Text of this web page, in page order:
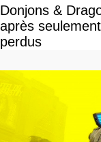
Donjons &
après
perdus